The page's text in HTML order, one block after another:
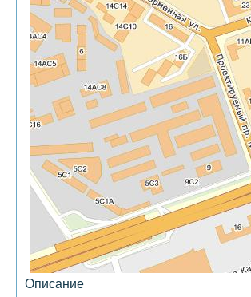
Описание